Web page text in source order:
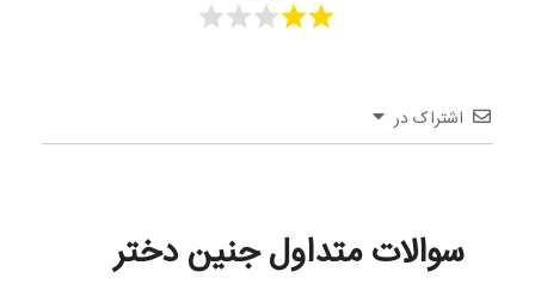
اشتراک در
سوالات متداول جنین دختر